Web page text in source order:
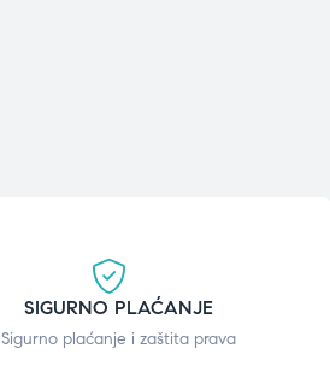
SIGURNO PLAĆANJE
Sigurno plaćanje i zaštita prava